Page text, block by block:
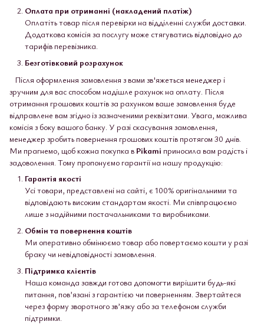
Оплата при отриманні (накладений платіж)
Оплатіть товар після перевірки на відділенні служби доставки.
Додаткова комісія за послугу може стягуватись відповідно до
тарифів перевізника.
Безготівковий розрахунок
Після оформлення замовлення з вами зв'яжеться менеджер і
зручним для вас способом надішле рахунок на оплату. Після
отримання грошових коштів за рахунком ваше замовлення буде
відправлене вам згідно із зазначеними реквізитами. Увага, можлива
комісія з боку вашого банку. У разі скасування замовлення,
менеджер зробить повернення грошових коштів протягом 30 днів.
Ми прагнемо, щоб кожна покупка в Pikami приносила вам радість і
задоволення. Тому пропонуємо гарантії на нашу продукцію:
Гарантія якості
Усі товари, представлені на сайті, є 100% оригінальними та
відповідають високим стандартам якості. Ми співпрацюємо
лише з надійними постачальниками та виробниками.
Обмін та повернення коштів
Ми оперативно обмінюємо товар або повертаємо кошти у разі
браку чи невідповідності замовлення.
Підтримка клієнтів
Наша команда завжди готова допомогти вирішити будь-які
питання, пов’язані з гарантією чи поверненням. Звертайтеся
через форму зворотного зв’язку або за телефоном служби
підтримки.